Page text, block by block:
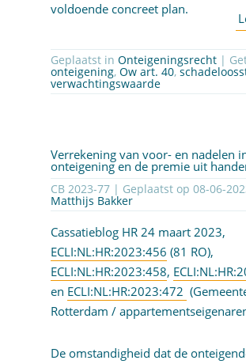
voldoende concreet plan.
Geplaatst in Onteigeningsrecht |
onteigening, Ow art. 40,
verwachtingswaarde
Verrekening van voor- en nadelen
onteigening en de premie uit
CB 2023-77 | Geplaatst op 08-06-
Matthijs Bakker
Cassatieblog HR 24 maart 2023,
ECLI:NL:HR:2023:456 (81 RO),
ECLI:NL:HR:2023:458,
en ECLI:NL:HR:2023:472
Rotterdam /
De omstandigheid dat de